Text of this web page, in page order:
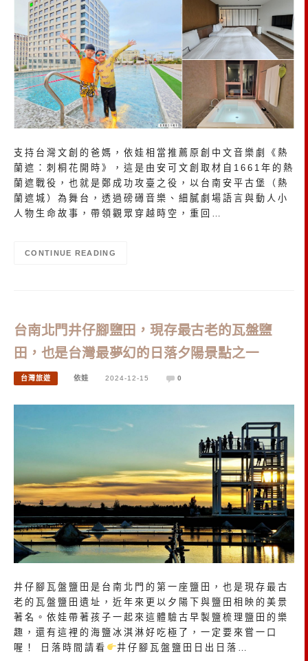
支持台灣文創的爸媽，依娃相當推薦原創中文音樂劇《熱
蘭遮：刺桐花開時》，這是由安可文創取材自1661年的熱
蘭遮戰役，也就是鄭成功攻臺之役，以台南安平古堡（熱
蘭遮城）為舞台，透過磅礡音樂、細膩劇場語言與動人小
人物生命故事，帶領觀眾穿越時空，重回…
CONTINUE READING
台南北門井仔腳鹽田，現存最古老的瓦盤鹽
田，也是台灣最夢幻的日落夕陽景點之一
台灣旅遊 依娃 2024-12-15 0
井仔腳瓦盤鹽田是台南北門的第一座鹽田，也是現存最古
老的瓦盤鹽田遺址，近年來更以夕陽下與鹽田相映的美景
著名。依娃帶著孩子一起來這體驗古早製鹽梳理鹽田的樂
趣，還有這裡的海鹽冰淇淋好吃極了，一定要來嘗一口
喔！ 日落時間請看
井仔腳瓦盤鹽田日出日落…